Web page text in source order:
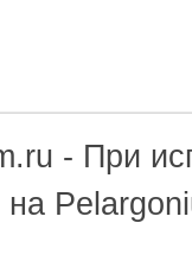
- При
на